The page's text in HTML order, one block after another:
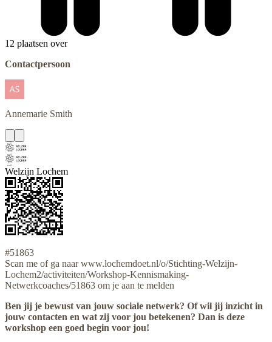
12 plaatsen over
Contactpersoon
Annemarie Smith
Welzijn Lochem
#51863
Scan me of ga naar www.lochemdoet.nl/o/Stichting-Welzijn-
Lochem2/activiteiten/Workshop-Kennismaking-
Netwerkcoaches/51863 om je aan te melden
Ben jij je bewust van jouw sociale netwerk? Of wil jij inzicht in
jouw contacten en wat zij voor jou betekenen? Dan is deze
workshop een goed begin voor jou!